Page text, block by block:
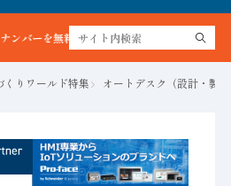
無料で公開中 詳細はこちら
くりワールド特集 オートデスク（設計・製